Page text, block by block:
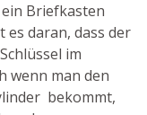
Briefkasten
daran, dass der
im
wenn man den
bekommt,